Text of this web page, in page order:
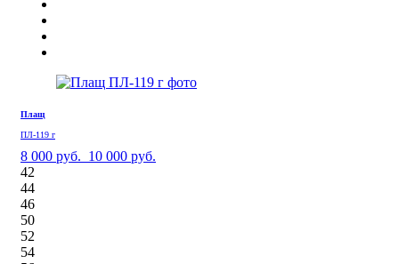
Плащ
ПЛ-119 г
8 000 руб. 10 000 руб.
42
44
46
50
52
54